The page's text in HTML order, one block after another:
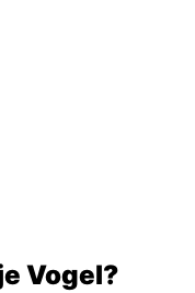
Vogel